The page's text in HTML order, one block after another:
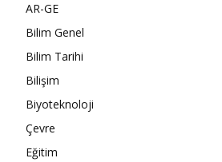
AR-GE
Bilim Genel
Bilim Tarihi
Bilişim
Biyoteknoloji
Çevre
Eğitim